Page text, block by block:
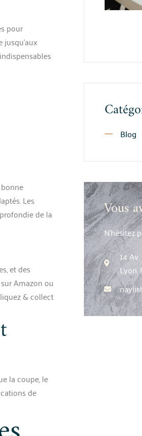
pour
Les
de la
et des
Amazon ou
& collect
la coupe, le
de
Blog
Vous
N’hésitez
14
Lyon,